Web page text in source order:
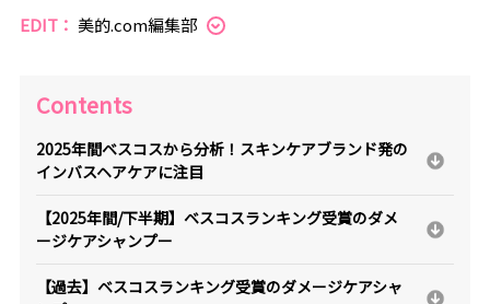
EDIT： 美的.com編集部
Contents
2025年間ベスコスから分析！スキンケアブランド発の
インバスヘアケアに注目
【2025年間/下半期】ベスコスランキング受賞のダメ
ージケアシャンプー
【過去】ベスコスランキング受賞のダメージケアシャ